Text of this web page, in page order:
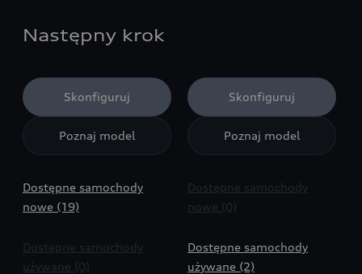
Następny krok
Skonfiguruj
Poznaj model
Dostępne samochody
nowe (19)
Dostępne samochody
używane (0)
Skonfiguruj
Poznaj model
Dostępne samochody
nowe (0)
Dostępne samochody
używane (2)